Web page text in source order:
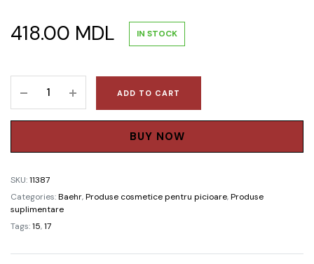
418.00 MDL IN STOCK
PENTRU
ÎNMUIEREA
(NAGELWEICHER)
ADD TO CART
BUY NOW
SKU:11387
Categories:Baehr,Produse cosmetice pentru picioare,Produse
suplimentare
Tags:15,17